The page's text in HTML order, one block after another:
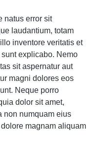
natus error sit
laudantium, totam
inventore veritatis et
explicabo. Nemo
sit aspernatur aut
magni dolores eos
Neque porro
dolor sit amet,
non numquam eius
magnam aliquam